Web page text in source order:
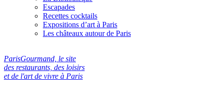
Escapades
Recettes cocktails
Expositions d’art à Paris
Les châteaux autour de Paris
ParisGourmand, le site
des restaurants, des loisirs
et de l'art de vivre à Paris